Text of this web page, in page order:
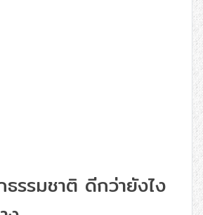
รรมชาติ ดีกว่ายังไง